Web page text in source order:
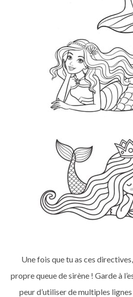
Une fois que tu as ces
propre queue de sirène ! Garde à
peur d’utiliser de multiples